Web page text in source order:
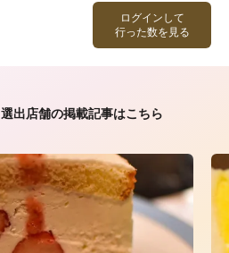
ログインして
行った数を見る
選出店舗の掲載記事はこちら